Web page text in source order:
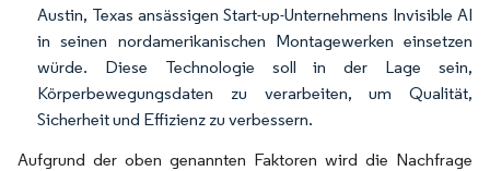
Austin, Texas ansässigen Start-up-Unternehmens Invisible AI
in seinen nordamerikanischen Montagewerken einsetzen
würde. Diese Technologie soll in der Lage sein,
Körperbewegungsdaten zu verarbeiten, um Qualität,
Sicherheit und Effizienz zu verbessern.
Aufgrund der oben genannten Faktoren wird die Nachfrage